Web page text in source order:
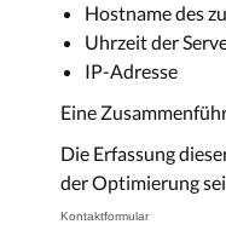
Hostname des
Uhrzeit der
IP-Adresse
Eine
Die Erfassung
der Optimierung
Kontaktformular